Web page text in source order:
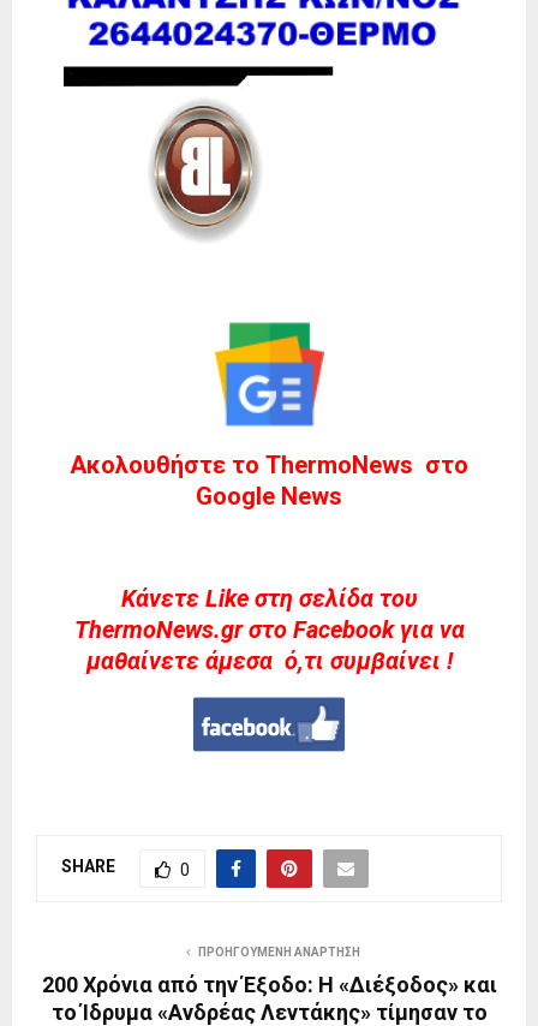
Ακολουθήστε το ThermoNews στο
Google News
Kάνετε Like στη σελίδα του
ThermoNews.gr στο Facebook για να
μαθαίνετε άμεσα ό,τι συμβαίνει !
SHARE 0
ΠΡΟΗΓΟΎΜΕΝΗ ΑΝΆΡΤΗΣΗ
200 Χρόνια από την Έξοδο: Η «Διέξοδος» και
το Ίδρυμα «Ανδρέας Λεντάκης» τίμησαν το